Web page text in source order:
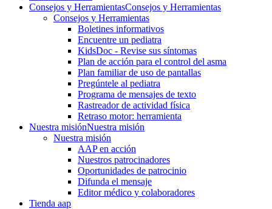
Consejos y HerramientasConsejos y Herramientas
Consejos y Herramientas
Boletines informativos
Encuentre un pediatra
KidsDoc - Revise sus síntomas
Plan de acción para el control del asma
Plan familiar de uso de pantallas
Pregúntele al pediatra
Programa de mensajes de texto
Rastre​​ador de activida​d física
Retraso motor: herramienta
Nuestra misiónNuestra misión
Nuestra misión
AAP en acción
Nuestros patrocinadores
Oportunidades de patrocinio
Difunda el mensaje
Editor médico y colaboradores
Tienda aap